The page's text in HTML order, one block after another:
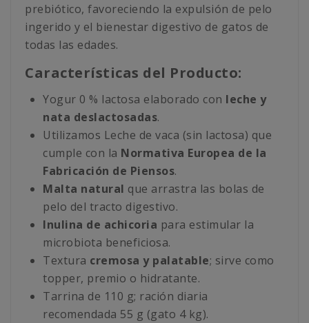
prebiótico, favoreciendo la expulsión de pelo
ingerido y el bienestar digestivo de gatos de
todas las edades.
Características del Producto:
Yogur 0 % lactosa elaborado con leche y
nata deslactosadas.
Utilizamos Leche de vaca (sin lactosa) que
cumple con la Normativa Europea de la
Fabricación de Piensos.
Malta natural que arrastra las bolas de
pelo del tracto digestivo.
Inulina de achicoria para estimular la
microbiota beneficiosa.
Textura cremosa y palatable; sirve como
topper, premio o hidratante.
Tarrina de 110 g; ración diaria
recomendada 55 g (gato 4 kg).